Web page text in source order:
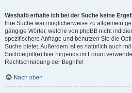
Weshalb erhalte ich bei der Suche keine
Ihre Suche war möglicherweise zu allgemein
gängige Wörter, welche von phpBB nicht
spezifischere Anfrage und benutzen Sie die
Suche bietet. Außerdem ist es natürlich auch
Suchbegriff(e) hier nirgends im Forum
Rechtschreibung der Begriffe!
Nach oben